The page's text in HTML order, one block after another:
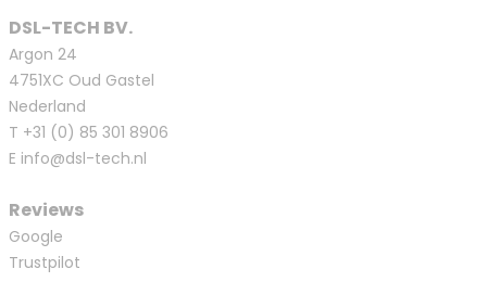
DSL-TECH BV.
Argon 24
4751XC Oud Gastel
Nederland
T +31 (0) 85 301 8906
E info@dsl-tech.nl
Reviews
Google
Trustpilot